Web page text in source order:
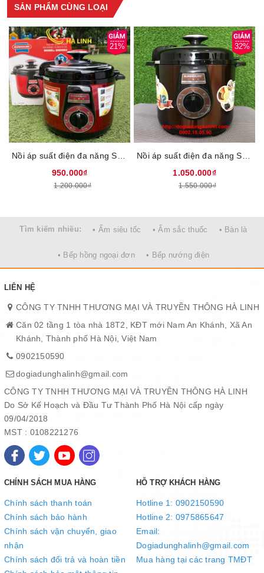
SẢN PHẨM CÙNG LOẠI
21%
950.000₫
1.200.000₫
32%
1.050.000₫
1.550.000₫
Tìm kiếm nhiều: • Ấm siêu tốc • Ấm sắc thuốc • Bàn là
• Bếp hồng ngoại đơn • Bếp nướng điện
LIÊN HỆ
CÔNG TY TNHH THƯƠNG MẠI VÀ TRUYỀN THÔNG HÀ LINH
Căn 02 tầng 1 tòa nhà 18T2, KĐT mới Nam An Khánh, Xã An
Khánh, Thành phố Hà Nội, Việt Nam
0902150590
dogiadunghalinh@gmail.com
CÔNG TY TNHH THƯƠNG MẠI VÀ TRUYỀN THÔNG HÀ LINH
Do Sở Kế Hoạch và Đầu Tư Thành Phố Hà Nội cấp ngày
09/04/2018
MST : 0108221276
CHÍNH SÁCH MUA HÀNG
Chính sách thanh toán
Chính sách bảo hành
Chính sách vận chuyển, giao
nhận
Chính sách đổi trả và hoàn tiền
HỖ TRỢ KHÁCH HÀNG
Hotline 1: 0902150590
Hotline 2: 0975865647
Email:
Dogiadunghalinh@gmail.com
Mua hàng tại các trang TMĐT